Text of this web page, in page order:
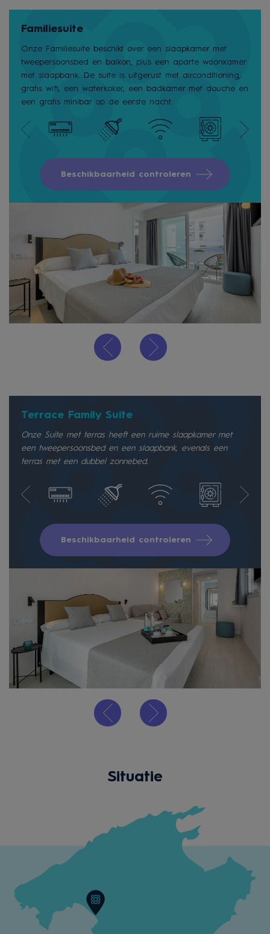
Familiesuite
Onze Familiesuite beschikt over een slaapkamer met
tweepersoonsbed en balkon, plus een aparte woonkamer
met slaapbank. De suite is uitgerust met airconditioning,
gratis wifi, een waterkoker, een badkamer met douche en
een gratis minibar op de eerste nacht.
Beschikbaarheid controleren
Terrace Family Suite
Onze Suite met terras heeft een ruime slaapkamer met
een tweepersoonsbed en een slaapbank, evenals een
terras met een dubbel zonnebed.
Beschikbaarheid controleren
Situatie